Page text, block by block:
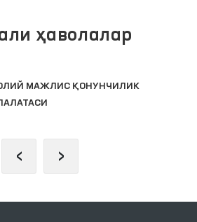
ҳаволалар
МАЖЛИС ҚОНУНЧИЛИК
‹ ›